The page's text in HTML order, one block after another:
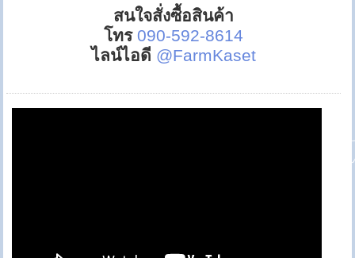
สนใจสั่งซื้อสินค้า
โทร 090-592-8614
ไลน์ไอดี @FarmKaset